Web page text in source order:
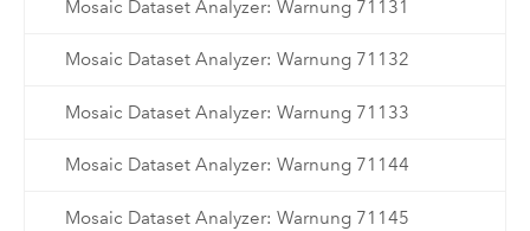
Mosaic Dataset Analyzer: Warnung 71131
Mosaic Dataset Analyzer: Warnung 71132
Mosaic Dataset Analyzer: Warnung 71133
Mosaic Dataset Analyzer: Warnung 71144
Mosaic Dataset Analyzer: Warnung 71145